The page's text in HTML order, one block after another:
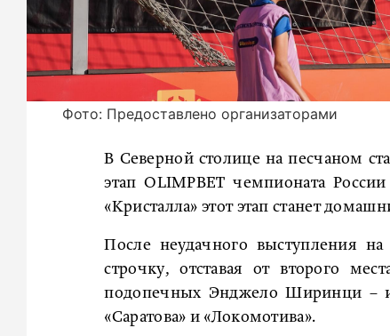
Фото: Предоставлено организаторами
В Северной столице на песчаном
этап OLIMPBET чемпионата
«Кристалла» этот этап станет
После неудачного выступления
строчку, отставая от второго
подопечных Энджело Ширинци –
«Саратова» и «Локомотива».